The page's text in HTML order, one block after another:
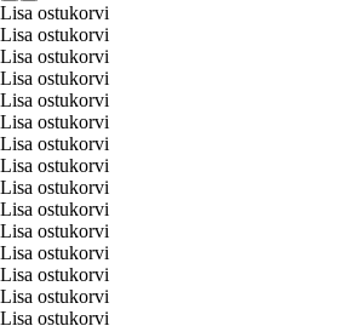
Lisa ostukorvi
Lisa ostukorvi
Lisa ostukorvi
Lisa ostukorvi
Lisa ostukorvi
Lisa ostukorvi
Lisa ostukorvi
Lisa ostukorvi
Lisa ostukorvi
Lisa ostukorvi
Lisa ostukorvi
Lisa ostukorvi
Lisa ostukorvi
Lisa ostukorvi
Lisa ostukorvi